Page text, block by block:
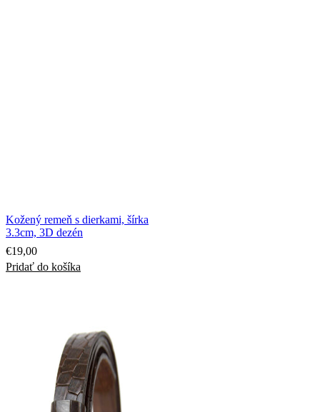
Kožený remeň s dierkami, šírka
3.3cm, 3D dezén
€19,00
Pridať do košíka